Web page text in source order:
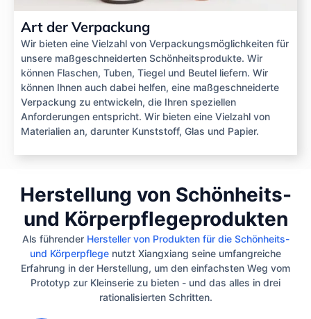
Art der Verpackung
Wir bieten eine Vielzahl von Verpackungsmöglichkeiten für
unsere maßgeschneiderten Schönheitsprodukte. Wir
können Flaschen, Tuben, Tiegel und Beutel liefern. Wir
können Ihnen auch dabei helfen, eine maßgeschneiderte
Verpackung zu entwickeln, die Ihren speziellen
Anforderungen entspricht. Wir bieten eine Vielzahl von
Materialien an, darunter Kunststoff, Glas und Papier.
Herstellung von Schönheits-
und Körperpflegeprodukten
Als führender Hersteller von Produkten für die Schönheits-
und Körperpflege nutzt Xiangxiang seine umfangreiche
Erfahrung in der Herstellung, um den einfachsten Weg vom
Prototyp zur Kleinserie zu bieten - und das alles in drei
rationalisierten Schritten.